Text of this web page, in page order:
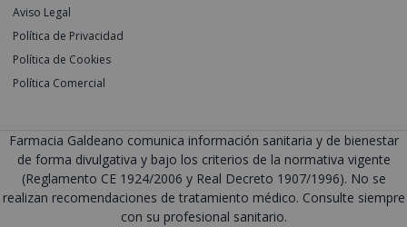
Aviso Legal
Política de Privacidad
Política de Cookies
Política Comercial
Farmacia Galdeano comunica información sanitaria y de bienestar
de forma divulgativa y bajo los criterios de la normativa vigente
(Reglamento CE 1924/2006 y Real Decreto 1907/1996). No se
realizan recomendaciones de tratamiento médico. Consulte siempre
con su profesional sanitario.